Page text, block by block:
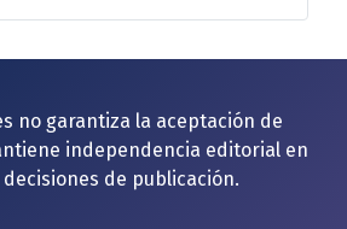
no garantiza la aceptación de
independencia editorial en
de publicación.